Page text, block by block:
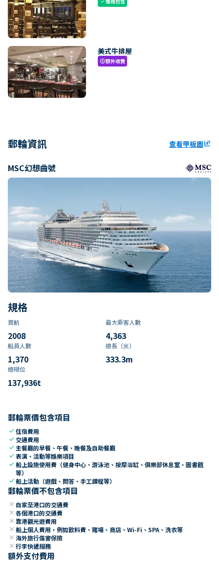
check
美式牛排屋
paid額外收費
郵輪資訊 查看甲板圖ungroup
MSC幻想曲號
規格
首航
2008
最大乘客人數
4,363
船員人數
1,370
總長（米）
333.3m
總噸位
137,936t
郵輪票價包含項目
check住宿費用
check 交通費用
check 主餐廳的早餐、午餐、晚餐及自助餐廳
check表演、活動等娛樂項目
check船上設施使用費（健身中心、游泳池、按摩浴缸、俱樂部休息室、圖書館
等）
check船上活動（遊戲、問答、手工課程等）
郵輪票價不包含項目
close 自家至港口的交通費
close 各個港口的交通費
close 靠港觀光遊費用
close 船上個人費用，例如飲料費、賭場、商店、Wi-Fi、SPA、洗衣等
close 海外旅行傷害保險
close 行李快遞服務
額外支付費用